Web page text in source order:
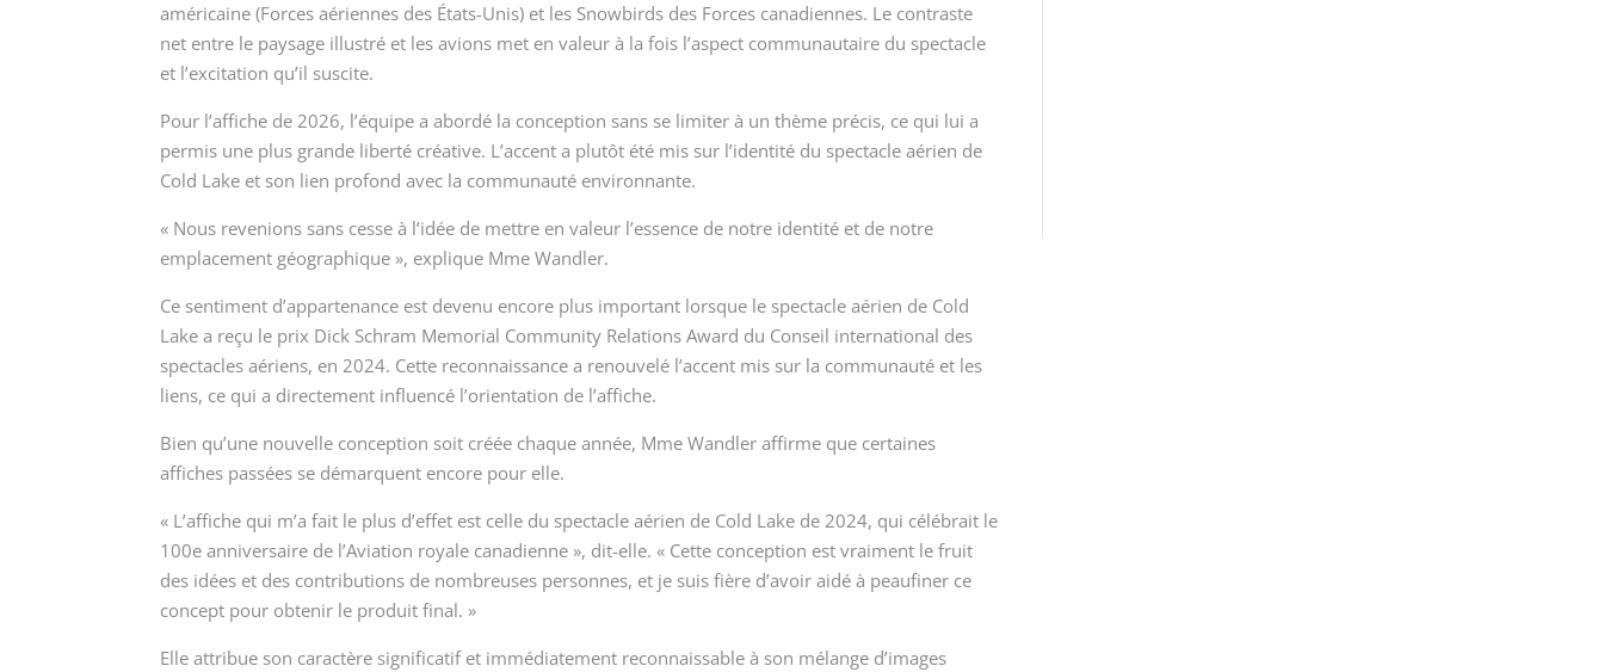
américaine (Forces aériennes des États-Unis) et les Snowbirds des Forces canadiennes. Le contraste
net entre le paysage illustré et les avions met en valeur à la fois l’aspect communautaire du spectacle
et l’excitation qu’il suscite.
Pour l’affiche de 2026, l’équipe a abordé la conception sans se limiter à un thème précis, ce qui lui a
permis une plus grande liberté créative. L’accent a plutôt été mis sur l’identité du spectacle aérien de
Cold Lake et son lien profond avec la communauté environnante.
« Nous revenions sans cesse à l’idée de mettre en valeur l’essence de notre identité et de notre
emplacement géographique », explique Mme Wandler.
Ce sentiment d’appartenance est devenu encore plus important lorsque le spectacle aérien de Cold
Lake a reçu le prix Dick Schram Memorial Community Relations Award du Conseil international des
spectacles aériens, en 2024. Cette reconnaissance a renouvelé l’accent mis sur la communauté et les
liens, ce qui a directement influencé l’orientation de l’affiche.
Bien qu’une nouvelle conception soit créée chaque année, Mme Wandler affirme que certaines
affiches passées se démarquent encore pour elle.
« L’affiche qui m’a fait le plus d’effet est celle du spectacle aérien de Cold Lake de 2024, qui célébrait le
100e anniversaire de l’Aviation royale canadienne », dit-elle. « Cette conception est vraiment le fruit
des idées et des contributions de nombreuses personnes, et je suis fière d’avoir aidé à peaufiner ce
concept pour obtenir le produit final. »
Elle attribue son caractère significatif et immédiatement reconnaissable à son mélange d’images